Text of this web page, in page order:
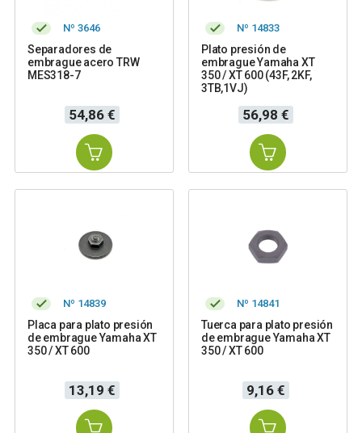
Nº 3646
Separadores de
embrague acero TRW
MES318-7
Precio
54,86 €
Nº 14833
Plato presión de
embrague Yamaha XT
350 / XT 600 (43F, 2KF,
3TB,1VJ)
Precio
56,98 €
Nº 14839
Placa para plato presión
de embrague Yamaha XT
350 / XT 600
Precio
13,19 €
Nº 14841
Tuerca para plato presión
de embrague Yamaha XT
350 / XT 600
Precio
9,16 €